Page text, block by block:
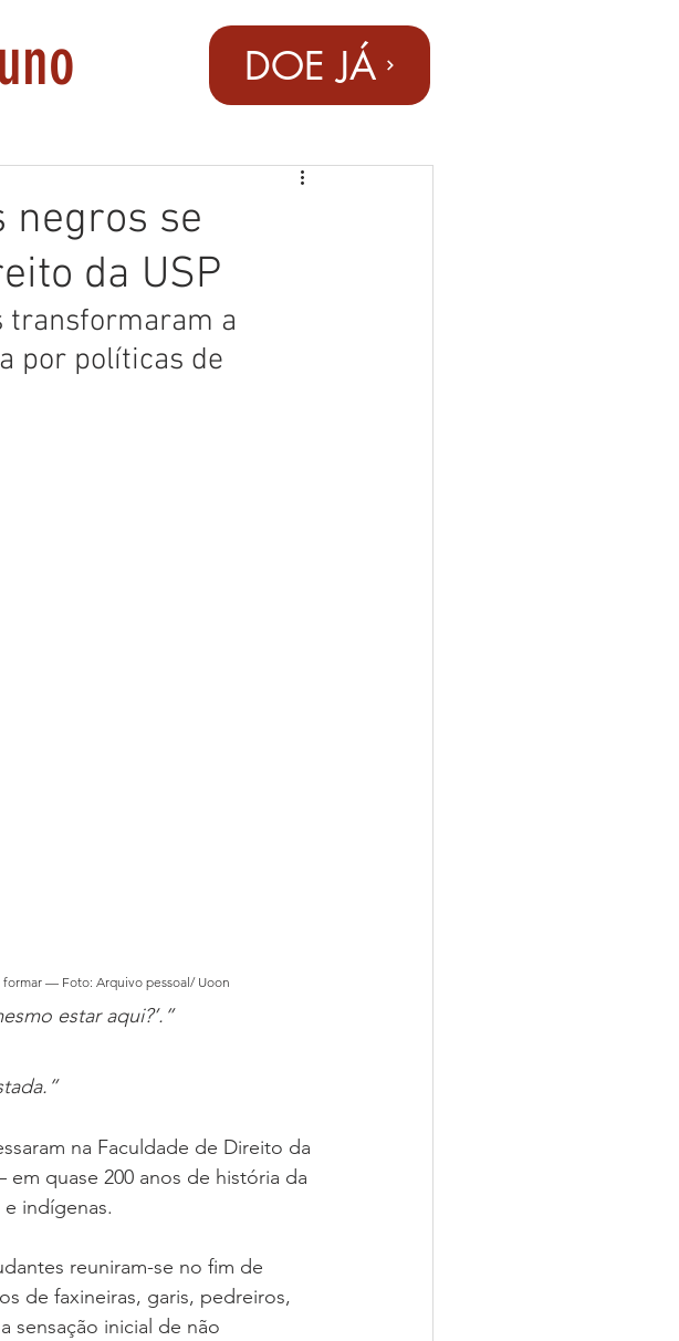
DOE JÁ
negros se
da USP
transformaram a
por políticas de
formar — Foto: Arquivo pessoal/ Uoon
estar aqui?’.”
na Faculdade de Direito da
em quase 200 anos de história da
indígenas.
reuniram-se no fim de
de faxineiras, garis, pedreiros,
sensação inicial de não